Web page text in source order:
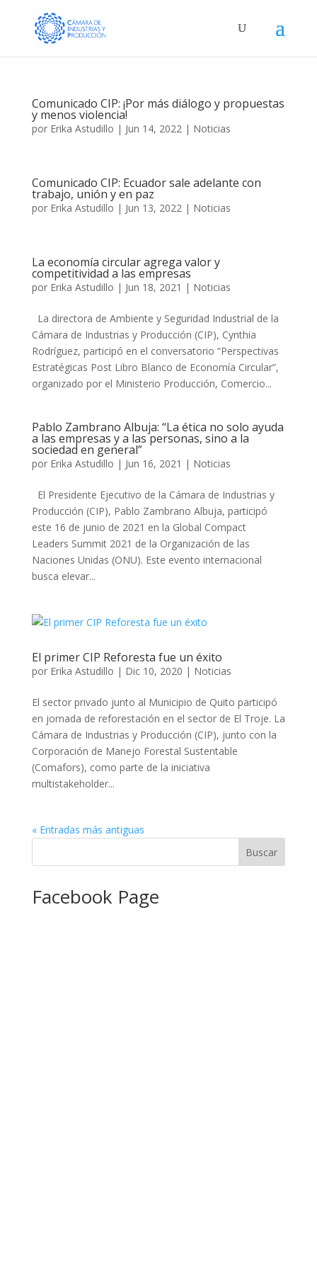
Comunicado CIP: ¡Por más diálogo y propuestas
y menos violencia!
por Erika Astudillo | Jun 14, 2022| Noticias
Comunicado CIP: Ecuador sale adelante con
trabajo, unión y en paz
por Erika Astudillo | Jun 13, 2022| Noticias
La economía circular agrega valor y
competitividad a las empresas
por Erika Astudillo | Jun 18, 2021 | Noticias
La directora de Ambiente y Seguridad Industrial de la
Cámara de Industrias y Producción (CIP), Cynthia
Rodríguez, participó en el conversatorio “Perspectivas
Estratégicas Post Libro Blanco de Economía Circular”,
organizado por el Ministerio Producción, Comercio...
Pablo Zambrano Albuja: “La ética no solo ayuda
a las empresas y a las personas, sino a la
sociedad en general”
por Erika Astudillo | Jun 16, 2021 | Noticias
El Presidente Ejecutivo de la Cámara de Industrias y
Producción (CIP), Pablo Zambrano Albuja, participó
este 16 de junio de 2021 en la Global Compact
Leaders Summit 2021 de la Organización de las
Naciones Unidas (ONU). Este evento internacional
busca elevar...
El primer CIP Reforesta fue un éxito
por Erika Astudillo | Dic 10, 2020 | Noticias
El sector privado junto al Municipio de Quito participó
en jornada de reforestación en el sector de El Troje. La
Cámara de Industrias y Producción (CIP), junto con la
Corporación de Manejo Forestal Sustentable
(Comafors), como parte de la iniciativa
multistakeholder...
« Entradas más antiguas
Facebook Page